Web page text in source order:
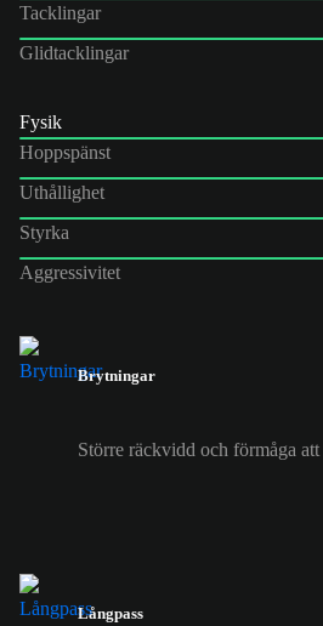
Tacklingar
Glidtacklingar
Fysik
Hoppspänst
Uthållighet
Styrka
Aggressivitet
Brytningar
Större räckvidd och förmåga
Långpass